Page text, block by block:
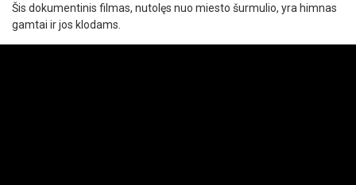
Šis dokumentinis filmas, nutolęs nuo miesto šurmulio, yra himnas
gamtai ir jos klodams.